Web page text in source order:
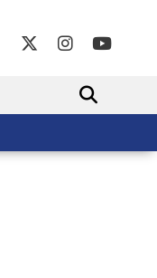
BUSCAR